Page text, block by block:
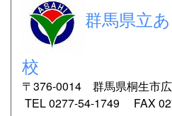
群馬県立
校
〒376-0014 群馬県桐生市
TEL 0277-54-1749 FAX